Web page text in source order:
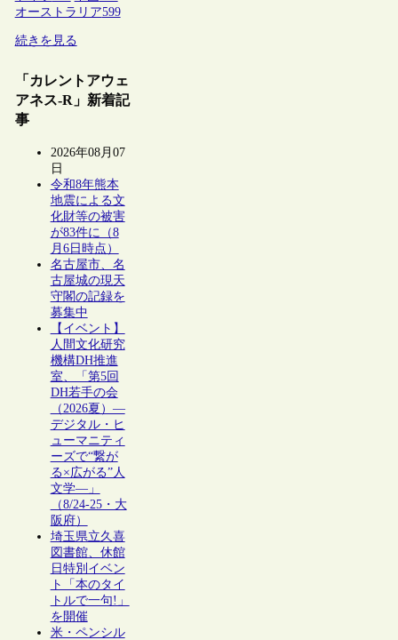
オーストラリア599
続きを見る
「カレントアウェ
アネス-R」新着記
事
2026年08月07
日
令和8年熊本
地震による文
化財等の被害
が83件に（8
月6日時点）
名古屋市、名
古屋城の現天
守閣の記録を
募集中
【イベント】
人間文化研究
機構DH推進
室、「第5回
DH若手の会
（2026夏）―
デジタル・ヒ
ューマニティ
ーズで“繋が
る×広がる”人
文学―」
（8/24-25・大
阪府）
埼玉県立久喜
図書館、休館
日特別イベン
ト「本のタイ
トルで一句!」
を開催
米・ペンシル